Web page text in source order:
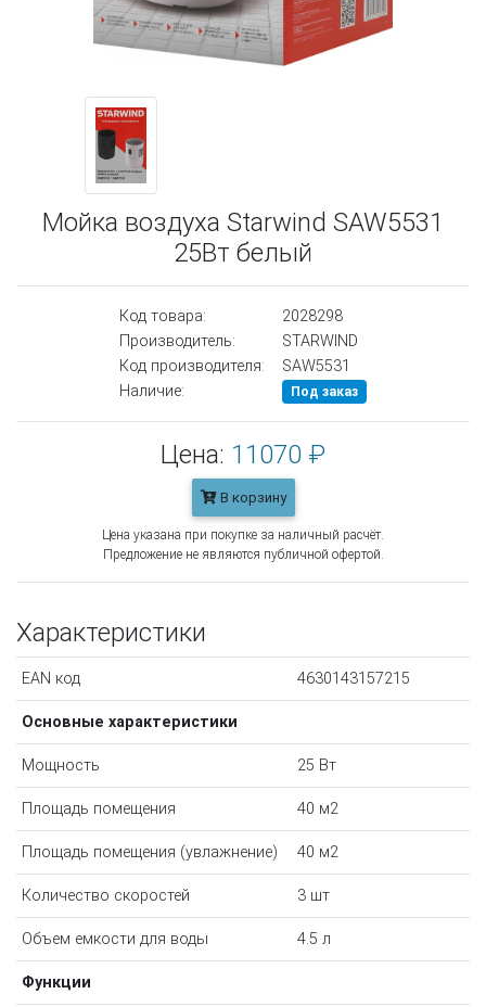
Мойка воздуха Starwind SAW5531
25Вт белый
Код товара:
2028298
Производитель:
STARWIND
Код производителя:
SAW5531
Наличие:
Под заказ
Цена: 11070 ₽
В корзину
Цена указана при покупке за наличный расчёт.
Предложение не являются публичной офертой.
Характеристики
EAN код 4630143157215
Основные характеристики
Мощность 25 Вт
Площадь помещения 40 м2
Площадь помещения (увлажнение) 40 м2
Количество скоростей 3 шт
Объем емкости для воды 4.5 л
Функции